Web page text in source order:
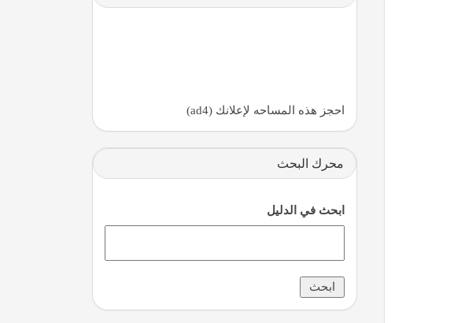
احجز هذه المساحه لإعلانك (ad4)
محرك البحث
ابحث في الدليل